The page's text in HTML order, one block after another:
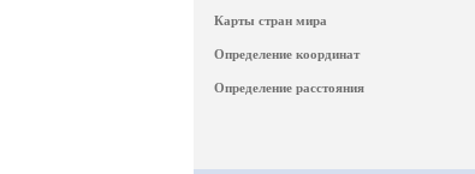
Карты стран мира
Определение координат
Определение расстояния